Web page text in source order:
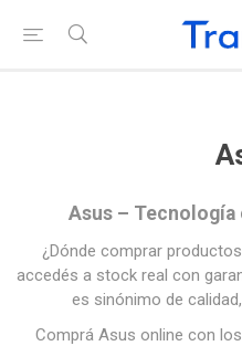
Asus – Tecnología
¿Dónde comprar
accedés a stock real con
es sinónimo de
Comprá Asus online con